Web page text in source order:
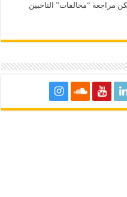
مراجعة “مخالفات” الناخبين